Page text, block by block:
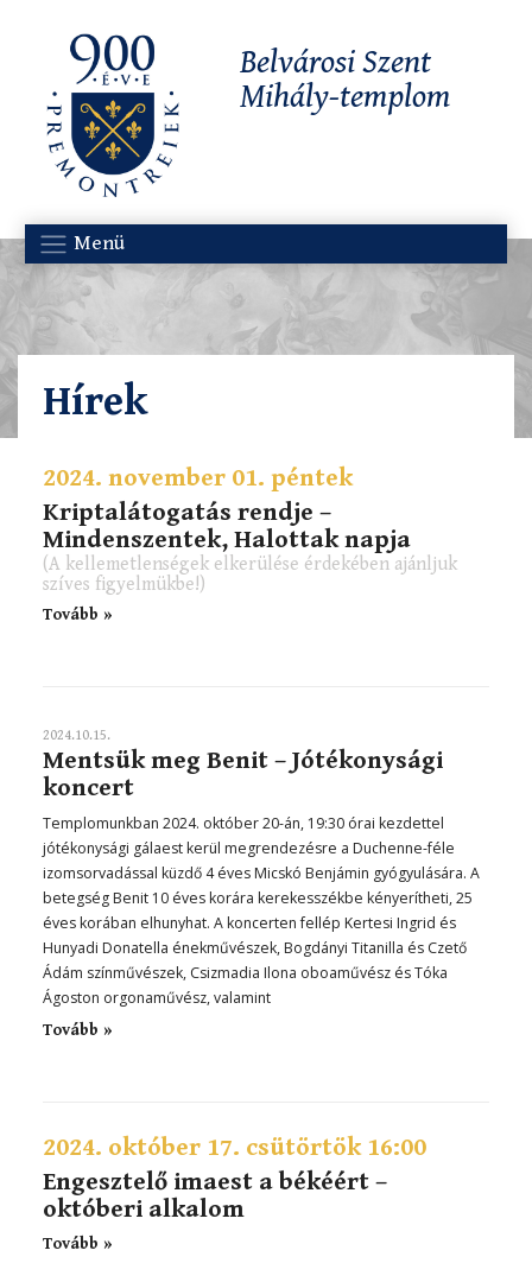
Belvárosi Szent
Mihály-templom
Menü
Hírek
2024. november 01. péntek
Kriptalátogatás rendje –
Mindenszentek, Halottak napja
(A kellemetlenségek elkerülése érdekében ajánljuk
szíves figyelmükbe!)
Tovább »
2024.10.15.
Mentsük meg Benit – Jótékonysági
koncert
Templomunkban 2024. október 20-án, 19:30 órai kezdettel
jótékonysági gálaest kerül megrendezésre a Duchenne-féle
izomsorvadással küzdő 4 éves Micskó Benjámin gyógyulására. A
betegség Benit 10 éves korára kerekesszékbe kényerítheti, 25
éves korában elhunyhat. A koncerten fellép Kertesi Ingrid és
Hunyadi Donatella énekművészek, Bogdányi Titanilla és Czető
Ádám színművészek, Csizmadia Ilona oboaművész és Tóka
Ágoston orgonaművész, valamint
Tovább »
2024. október 17. csütörtök 16:00
Engesztelő imaest a békéért –
októberi alkalom
Tovább »